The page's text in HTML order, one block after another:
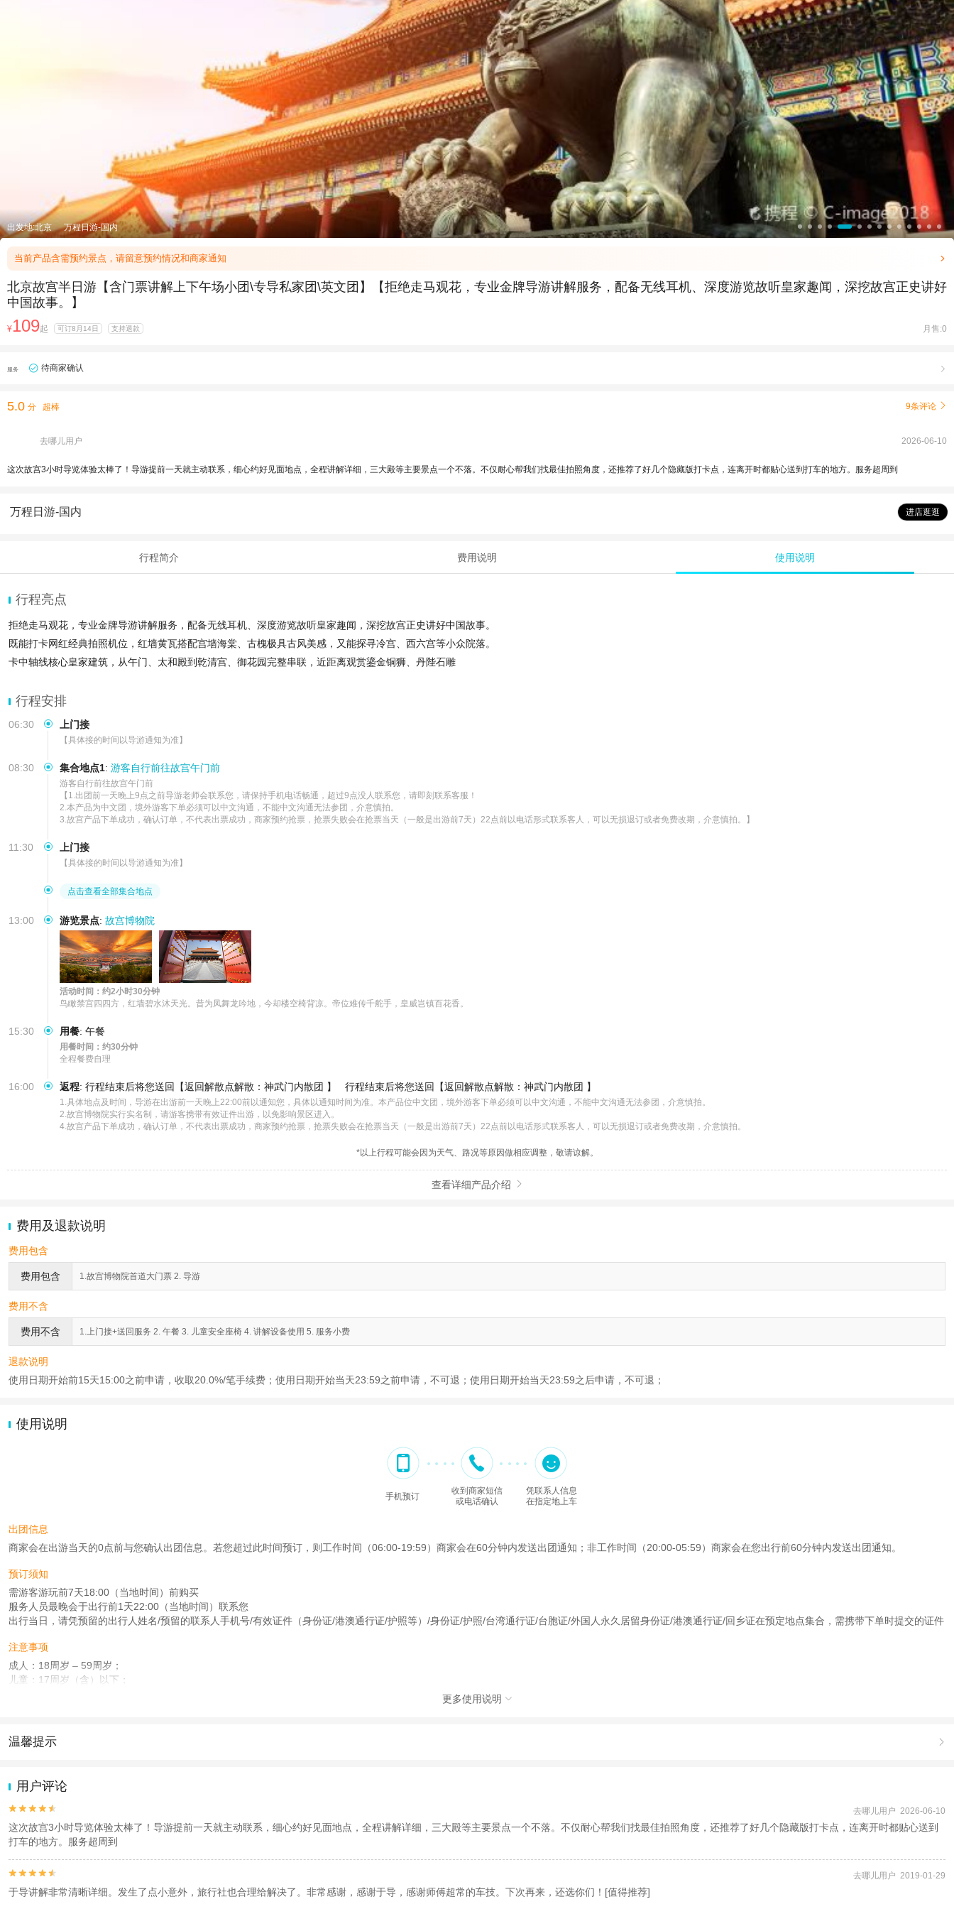
出发地:北京 万程日游-国内
当前产品含需预约景点，请留意预约情况和商家通知 
北京故宫半日游【含门票讲解上下午场小团\专导私家团\英文团】【拒绝走马观花，专业金牌导游讲解服务，配备无线耳机、深度游览故听皇家趣闻，深挖故宫正史讲好
中国故事。】
¥109起 可订8月14日 支持退款 月售:0
服务 待商家确认 
5.0 分 超棒 9条评论 
去哪儿用户 2026-06-10
这次故宫3小时导览体验太棒了！导游提前一天就主动联系，细心约好见面地点，全程讲解详细，三大殿等主要景点一个不落。不仅耐心帮我们找最佳拍照角度，还推荐了好几个隐藏版打卡点，连离开时都贴心送到打车的地方。服务超周到
万程日游-国内 进店逛逛
行程简介 费用说明 使用说明
行程亮点
拒绝走马观花，专业金牌导游讲解服务，配备无线耳机、深度游览故听皇家趣闻，深挖故宫正史讲好中国故事。
既能打卡网红经典拍照机位，红墙黄瓦搭配宫墙海棠、古槐极具古风美感，又能探寻冷宫、西六宫等小众院落。
卡中轴线核心皇家建筑，从午门、太和殿到乾清宫、御花园完整串联，近距离观赏鎏金铜狮、丹陛石雕
行程安排
06:30 上门接
【具体接的时间以导游通知为准】
08:30 集合地点1: 游客自行前往故宫午门前
游客自行前往故宫午门前
【1.出团前一天晚上9点之前导游老师会联系您，请保持手机电话畅通，超过9点没人联系您，请即刻联系客服！
2.本产品为中文团，境外游客下单必须可以中文沟通，不能中文沟通无法参团，介意慎拍。
3.故宫产品下单成功，确认订单，不代表出票成功，商家预约抢票，抢票失败会在抢票当天（一般是出游前7天）22点前以电话形式联系客人，可以无损退订或者免费改期，介意慎拍。】
11:30 上门接
【具体接的时间以导游通知为准】
点击查看全部集合地点
13:00 游览景点: 故宫博物院
活动时间：约2小时30分钟
鸟瞰禁宫四四方，红墙碧水沐天光。昔为凤舞龙吟地，今却楼空椅背凉。帝位难传千舵手，皇威岂镇百花香。
15:30 用餐: 午餐
用餐时间：约30分钟
全程餐费自理
16:00 返程: 行程结束后将您送回【返回解散点解散：神武门内散团 】 行程结束后将您送回【返回解散点解散：神武门内散团 】
1.具体地点及时间，导游在出游前一天晚上22:00前以通知您，具体以通知时间为准。本产品位中文团，境外游客下单必须可以中文沟通，不能中文沟通无法参团，介意慎拍。
2.故宫博物院实行实名制，请游客携带有效证件出游，以免影响景区进入。
4.故宫产品下单成功，确认订单，不代表出票成功，商家预约抢票，抢票失败会在抢票当天（一般是出游前7天）22点前以电话形式联系客人，可以无损退订或者免费改期，介意慎拍。
*以上行程可能会因为天气、路况等原因做相应调整，敬请谅解。
查看详细产品介绍 
费用及退款说明
费用包含
费用包含 1.故宫博物院首道大门票 2. 导游
费用不含
费用不含 1.上门接+送回服务 2. 午餐 3. 儿童安全座椅 4. 讲解设备使用 5. 服务小费
退款说明
使用日期开始前15天15:00之前申请，收取20.0%/笔手续费；使用日期开始当天23:59之前申请，不可退；使用日期开始当天23:59之后申请，不可退；
使用说明
手机预订
收到商家短信
或电话确认
凭联系人信息
在指定地上车
出团信息
商家会在出游当天的0点前与您确认出团信息。若您超过此时间预订，则工作时间（06:00-19:59）商家会在60分钟内发送出团通知；非工作时间（20:00-05:59）商家会在您出行前60分钟内发送出团通知。
预订须知
需游客游玩前7天18:00（当地时间）前购买
服务人员最晚会于出行前1天22:00（当地时间）联系您
出行当日，请凭预留的出行人姓名/预留的联系人手机号/有效证件（身份证/港澳通行证/护照等）/身份证/护照/台湾通行证/台胞证/外国人永久居留身份证/港澳通行证/回乡证在预定地点集合，需携带下单时提交的证件
注意事项
成人：18周岁 – 59周岁；
儿童：17周岁（含）以下；
本产品由青岛驿路同行国际旅行社有限公司代理招徕，委托社为亿和时代（北京）国际旅行社有限公司，具体的旅游服务和操作由委托社及其有资质的地接社提供
更多使用说明 
温馨提示 
2.为普及旅游安全知识及旅游文明公约，使您的旅程顺利圆满完成，特制定
用户评论

 去哪儿用户 2026-06-10
这次故宫3小时导览体验太棒了！导游提前一天就主动联系，细心约好见面地点，全程讲解详细，三大殿等主要景点一个不落。不仅耐心帮我们找最佳拍照角度，还推荐了好几个隐藏版打卡点，连离开时都贴心送到
打车的地方。服务超周到

 去哪儿用户 2019-01-29
于导讲解非常清晰详细。发生了点小意外，旅行社也合理给解决了。非常感谢，感谢于导，感谢师傅超常的车技。下次再来，还选你们！[值得推荐]